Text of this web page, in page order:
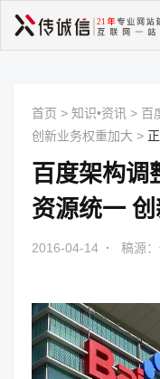
首页 > 知识•资讯 > 百
创新业务权重加大 >
百度架构调
资源统一
2016-04-14 · 稿源